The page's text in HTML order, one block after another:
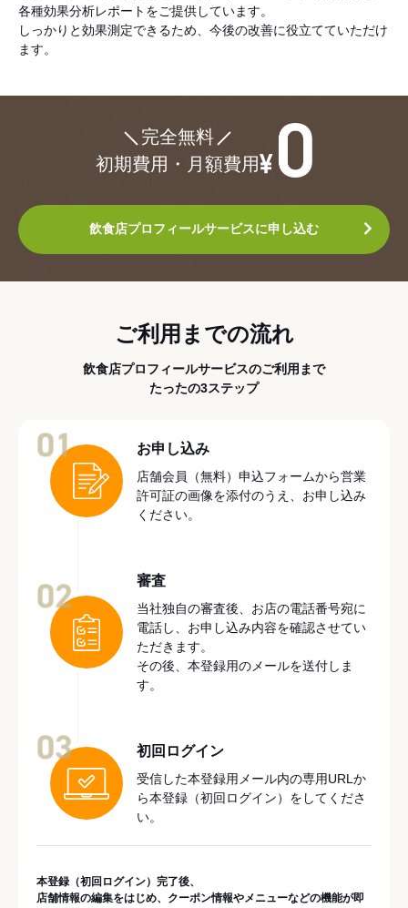
各種効果分析レポートをご提供しています。
しっかりと効果測定できるため、今後の改善に役立てていただけ
ます。
完全無料
初期費用・月額費用
飲食店プロフィールサービスに申し込む
ご利用までの流れ
飲食店プロフィールサービスのご利用まで
たったの3ステップ
お申し込み
店舗会員（無料）申込フォームから営業
許可証の画像を添付のうえ、お申し込み
ください。
審査
当社独自の審査後、お店の電話番号宛に
電話し、お申し込み内容を確認させてい
ただきます。
その後、本登録用のメールを送付しま
す。
初回ログイン
受信した本登録用メール内の専用URLか
ら本登録（初回ログイン）をしてくださ
い。
本登録（初回ログイン）完了後、
店舗情報の編集をはじめ、クーポン情報やメニューなどの機能が即